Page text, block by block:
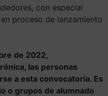
con especial
proceso de lanzamiento
de 2022,
las personas
a esta convocatoria. Es
o grupos de alumnado